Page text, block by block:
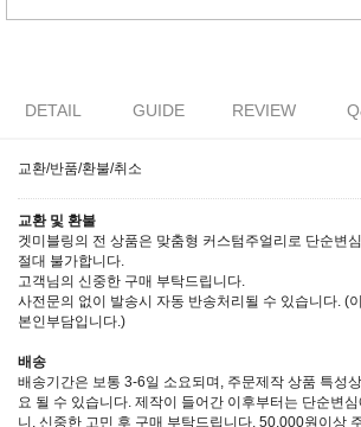
DETAIL GUIDE REVIEW
교환/반품/환불/취소
교환 및 환불
겟미블링의 전 상품은 맞춤형 커스텀주얼리로 단순변
절대 불가합니다.
고객님의 신중한 구매 부탁드립니다.
사전문의 없이 발송시 자동 반송처리될 수 있습니다. (
본인부담입니다.)
배송
배송기간은 보통 3-6일 소요되며, 주문제작 상품 특성
요 될 수 있습니다. 제작이 들어간 이후부터는 단순변
니, 신중한 고민 후 구매 부탁드립니다. 50,000원이상